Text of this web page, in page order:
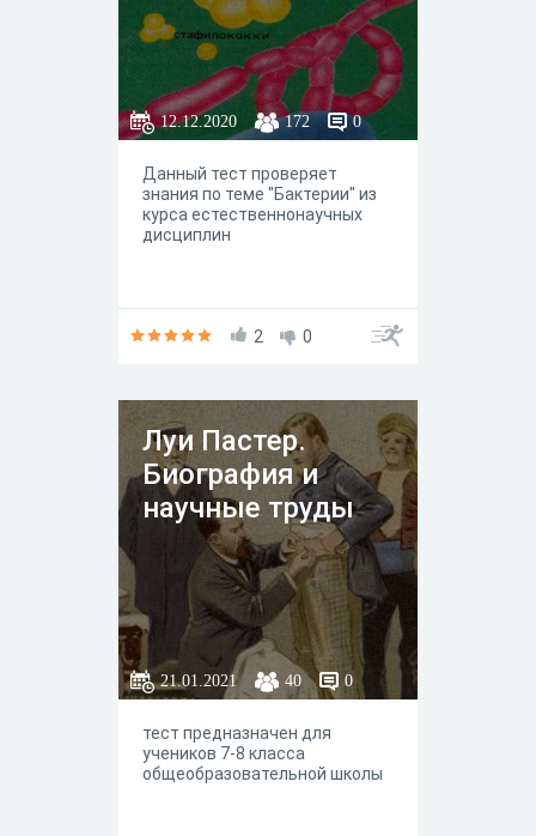
12.12.2020 172 0
Данный тест проверяет
знания по теме "Бактерии" из
курса естественнонаучных
дисциплин
2 0
Луи Пастер.
Биография и
научные труды
21.01.2021 40 0
тест предназначен для
учеников 7-8 класса
общеобразовательной школы